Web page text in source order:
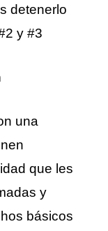
detenerlo
y #3
una
que les
y
básicos